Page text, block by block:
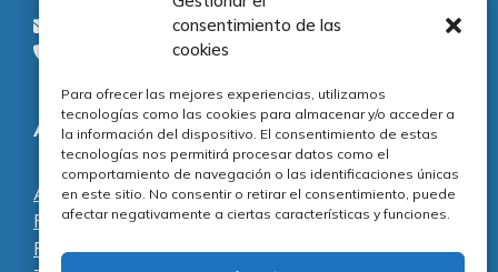
consentimiento de las
cookies
Para ofrecer las mejores experiencias, utilizamos
tecnologías como las cookies para almacenar y/o acceder a
la información del dispositivo. El consentimiento de estas
tecnologías nos permitirá procesar datos como el
comportamiento de navegación o las identificaciones únicas
en este sitio. No consentir o retirar el consentimiento, puede
afectar negativamente a ciertas características y funciones.
consultas@piezasypartes.es
Tel.: 91 811 73 02
Adecuación normativa
Aviso legal
Política de privacidad
Política de cookies